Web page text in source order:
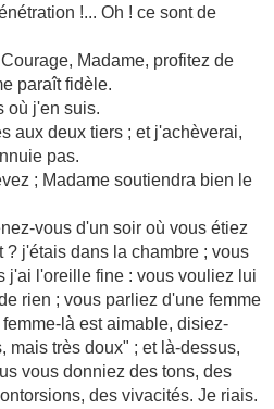
!... Oh ! ce sont de
Courage, Madame, profitez de
paraît fidèle.
où j'en suis.
aux deux tiers ; et j'achèverai,
pas.
; Madame soutiendra bien le
vous d'un soir où vous étiez
j'étais dans la chambre ; vous
j'ai l'oreille fine : vous vouliez lui
rien ; vous parliez d'une femme
là est aimable, disiez-
mais très doux" ; et là-dessus,
vous donniez des tons, des
des vivacités. Je riais.